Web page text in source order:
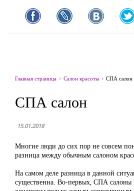
Главная страница Салон красоты СПА салон
СПА салон
15.01.2018
Многие люди до сих пор не совсем
разница между обычным салоном
На самом деле разница в данной
существенна. Во-первых, СПА салоны